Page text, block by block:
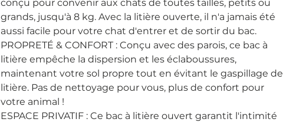
conçu pour convenir aux chats de toutes tailles, petits ou
grands, jusqu'à 8 kg. Avec la litière ouverte, il n'a jamais été
aussi facile pour votre chat d'entrer et de sortir du bac.
PROPRETÉ & CONFORT : Conçu avec des parois, ce bac à
litière empêche la dispersion et les éclaboussures,
maintenant votre sol propre tout en évitant le gaspillage de
litière. Pas de nettoyage pour vous, plus de confort pour
votre animal !
ESPACE PRIVATIF : Ce bac à litière ouvert garantit l'intimité